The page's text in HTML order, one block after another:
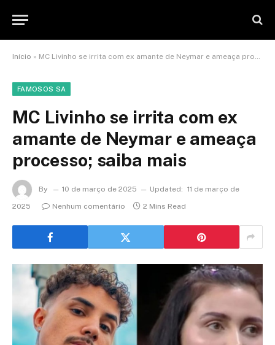
Início » MC Livinho se irrita com ex amante de Neymar e ameaça processo; saiba mais
FAMOSOS SA
MC Livinho se irrita com ex
amante de Neymar e ameaça
processo; saiba mais
By 10 de março de 2025 Updated: 11 de março de
2025
Nenhum comentário 2 Mins Read